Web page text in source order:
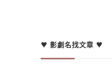
♥ 影劇名找文章 ♥